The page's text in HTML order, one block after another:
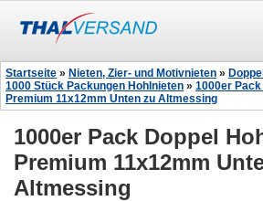
Startseite » Nieten, Zier- und Motivnieten »
1000 Stück Packungen Hohlnieten » 1000er
Premium 11x12mm Unten zu Altmessing
1000er Pack Doppel
Premium 11x12mm
Altmessing